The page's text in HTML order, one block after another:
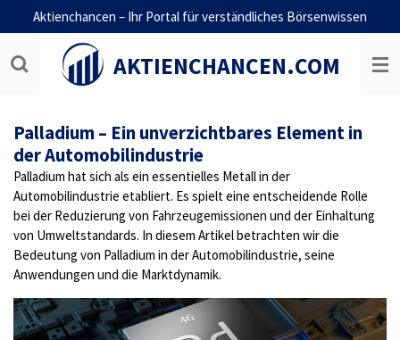
Zum
Hauptinhalt
springen
AKTIENCHANCEN.COM
Aktienchancen – Ihr Portal für verständliches Börsenwissen
Palladium – Ein unverzichtbares Element in
der Automobilindustrie
Palladium hat sich als ein essentielles Metall in der
Automobilindustrie etabliert. Es spielt eine entscheidende Rolle
bei der Reduzierung von Fahrzeugemissionen und der Einhaltung
von Umweltstandards. In diesem Artikel betrachten wir die
Bedeutung von Palladium in der Automobilindustrie, seine
Anwendungen und die Marktdynamik.